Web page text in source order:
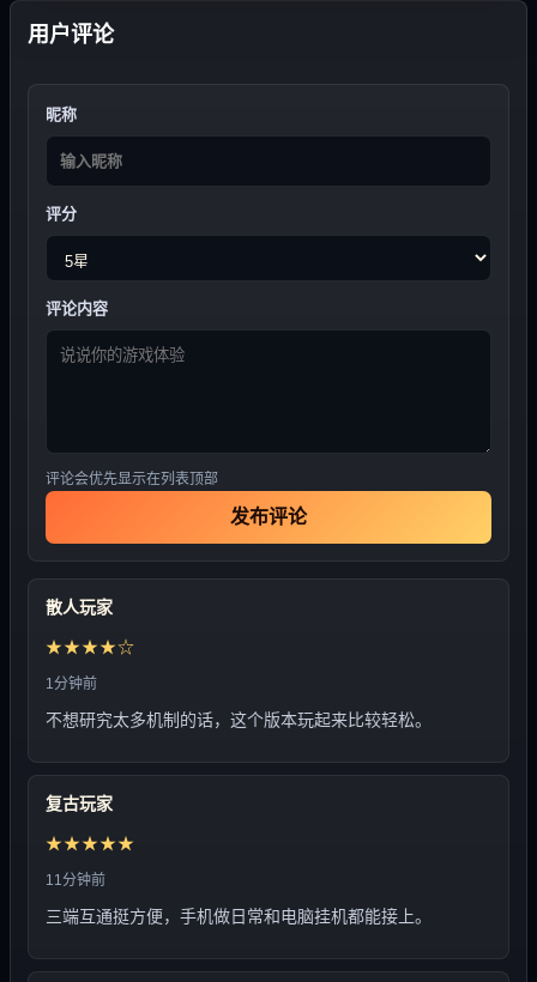
用户评论
昵称
评分
评论内容
评论会优先显示在列表顶部
发布评论
散人玩家
★★★★☆
1分钟前
不想研究太多机制的话，这个版本玩起来比较轻松。
复古玩家
★★★★★
11分钟前
三端互通挺方便，手机做日常和电脑挂机都能接上。